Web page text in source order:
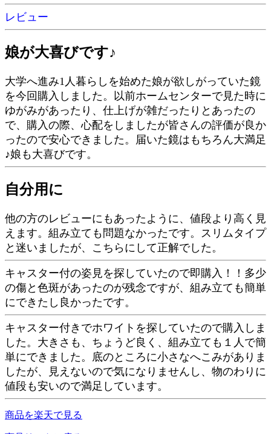
レビュー
娘が大喜びです♪
大学へ進み1人暮らしを始めた娘が欲しがっていた鏡
を今回購入しました。以前ホームセンターで見た時に
ゆがみがあったり、仕上げが雑だったりとあったの
で、購入の際、心配をしましたが皆さんの評価が良か
ったので安心できました。届いた鏡はもちろん大満足
♪娘も大喜びです。
自分用に
他の方のレビューにもあったように、値段より高く見
えます。組み立ても問題なかったです。スリムタイプ
と迷いましたが、こちらにして正解でした。
キャスター付の姿見を探していたので即購入！！多少
の傷と色斑があったのが残念ですが、組み立ても簡単
にできたし良かったです。
キャスター付きでホワイトを探していたので購入しま
した。大きさも、ちょうど良く、組み立ても１人で簡
単にできました。底のところに小さなへこみがありま
したが、見えないので気になりませんし、物のわりに
値段も安いので満足しています。
商品を楽天で見る